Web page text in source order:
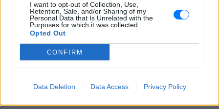
I want to opt-out of Collection, Use,
Retention, Sale, and/or Sharing of my
Personal Data that Is Unrelated with the
Purposes for which it was collected.
Opted Out
CONFIRM
Data Deletion Data Access Privacy Policy
ΔΕΙΤΕ ΕΠΙΣΗΣ
ΣΤΗΝ ΙΔΙΑ ΚΑΤΗΓΟΡΙΑ